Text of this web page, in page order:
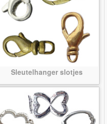
Sleutelhanger slotjes